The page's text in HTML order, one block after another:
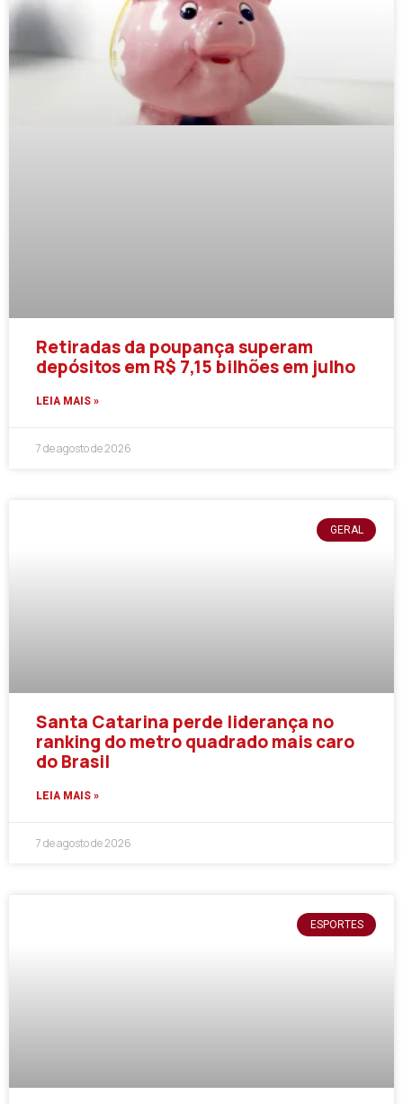
Retiradas da poupança superam
depósitos em R$ 7,15 bilhões em julho
LEIA MAIS »
7 de agosto de 2026
GERAL
Santa Catarina perde liderança no
ranking do metro quadrado mais caro
do Brasil
LEIA MAIS »
7 de agosto de 2026
ESPORTES